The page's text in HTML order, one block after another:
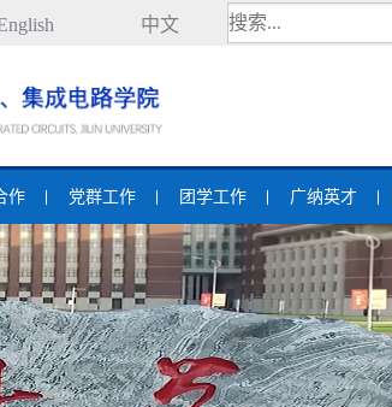
中文
作 党群工作 团学工作 广纳英才